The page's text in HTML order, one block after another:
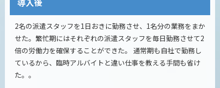
導入後
2名の派遣スタッフを1日おきに勤務させ、1名分の業務をまか
せた。繁忙期にはそれぞれの派遣スタッフを毎日勤務させて2
倍の労働力を確保することができた。 通常期も自社で勤務し
ているから、臨時アルバイトと違い仕事を教える手間も省け
た。。